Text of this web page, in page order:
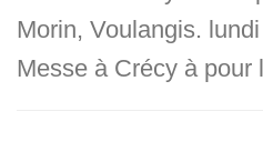
Morin, Voulangis.
Messe à Crécy à pour